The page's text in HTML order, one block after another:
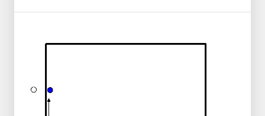
Identique au niveau précédent, mais